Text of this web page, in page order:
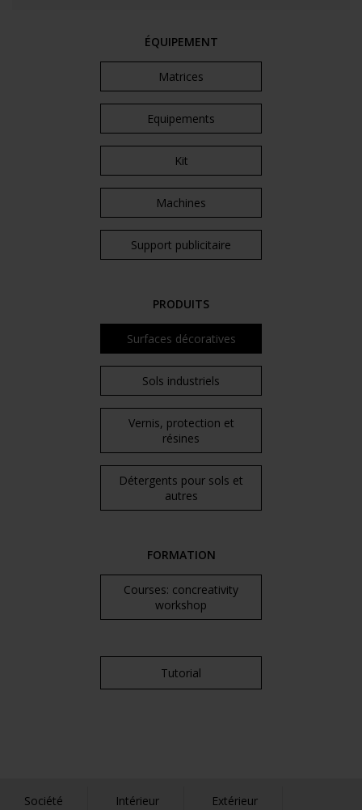
ÉQUIPEMENT
Matrices
Equipements
Kit
Machines
Support publicitaire
PRODUITS
Surfaces décoratives
Sols industriels
Vernis, protection et
résines
Détergents pour sols et
autres
FORMATION
Courses: concreativity
workshop
Tutorial
Société Intérieur Extérieur